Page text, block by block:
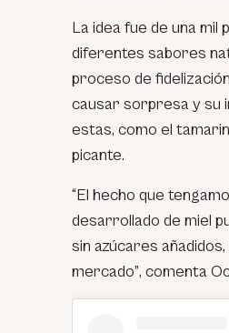
La idea fue de una mil
diferentes sabores
proceso de
causar sorpresa y su
estas, como el
picante.
“El hecho que
desarrollado de miel
sin azúcares
mercado”, comenta